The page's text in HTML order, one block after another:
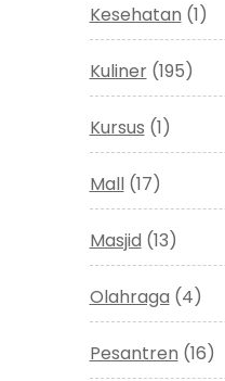
Kesehatan (1)
Kuliner(195)
Kursus (1)
Mall(17)
Masjid (13)
Olahraga (4)
Pesantren (16)